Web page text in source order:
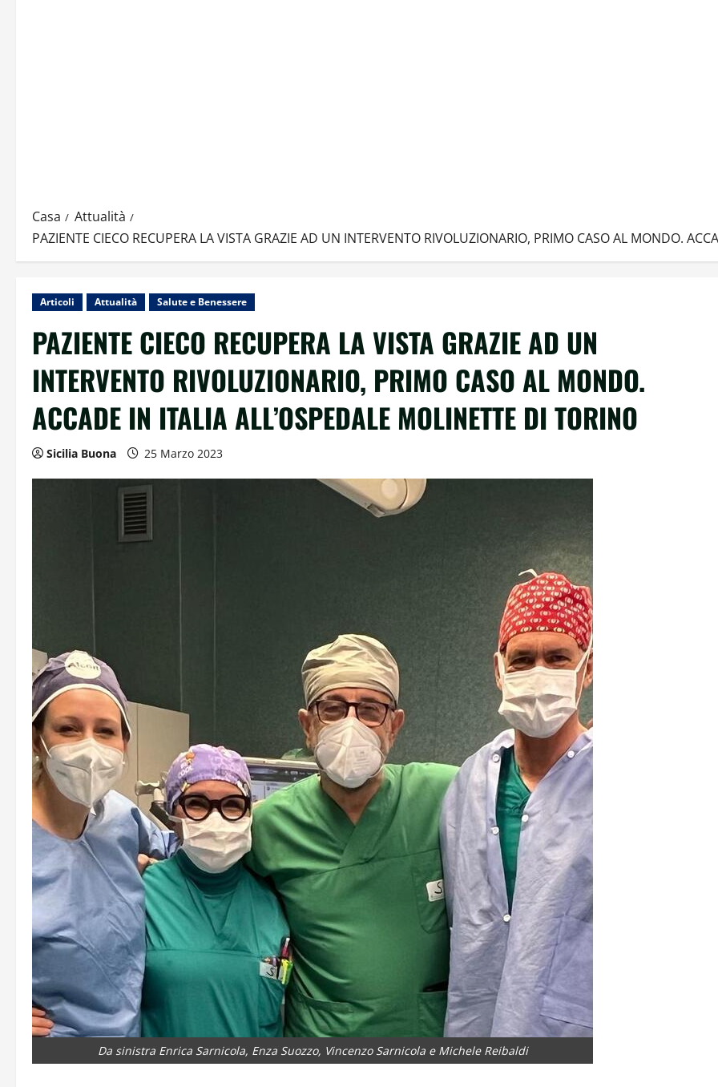
Casa
Attualità
PAZIENTE CIECO RECUPERA LA VISTA GRAZIE AD UN INTERVENTO RIVOLUZIONARIO, PRIMO CASO AL MONDO.
Articoli Attualità Salute e Benessere
PAZIENTE CIECO RECUPERA LA VISTA GRAZIE AD UN
INTERVENTO RIVOLUZIONARIO, PRIMO CASO AL MONDO.
ACCADE IN ITALIA ALL’OSPEDALE MOLINETTE DI TORINO
Sicilia Buona 25 Marzo 2023
Da sinistra Enrica Sarnicola, Enza Suozzo, Vincenzo Sarnicola e Michele Reibaldi